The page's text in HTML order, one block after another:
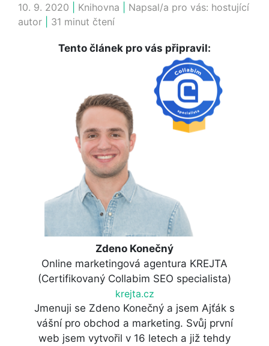
10. 9. 2020 Knihovna Napsal/a pro vás: hostující
autor
31 minut čtení
Tento článek pro vás připravil:
Zdeno Konečný
Online marketingová agentura KREJTA
(Certifikovaný Collabim SEO specialista)
krejta.cz
Jmenuji se Zdeno Konečný a jsem Ajťák s
vášní pro obchod a marketing. Svůj první
web jsem vytvořil v 16 letech a již tehdy